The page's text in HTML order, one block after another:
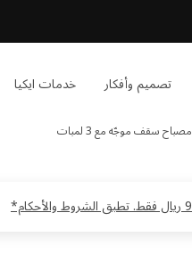
تصميم وأفكار خدمات ايكيا
مصباح سقف موجّه مع 3 لمبات